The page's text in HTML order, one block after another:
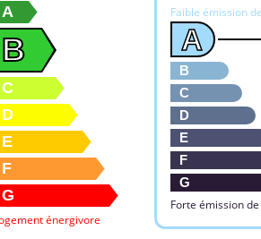
A
B
C
D
E
F
G
énergivore
Faible émission
A
B
C
D
E
F
G
Forte émission de